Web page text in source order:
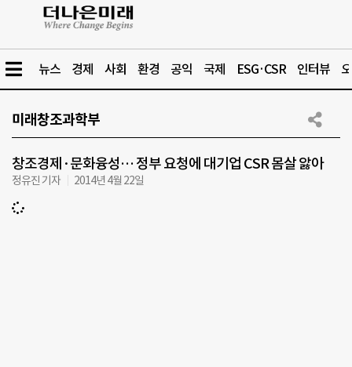
뉴스 경제 사회 환경 공익 국제 ESG·CSR 인터뷰
미래창조과학부
창조경제·문화융성… 정부 요청에 대기업 CSR 몸살 앓아
정유진 기자 2014년 4월 22일